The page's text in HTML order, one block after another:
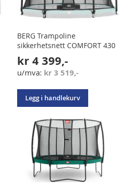
BERG Trampoline
sikkerhetsnett COMFORT 430
kr 4 399,-
kr 3 519,-
Legg i handlekurv